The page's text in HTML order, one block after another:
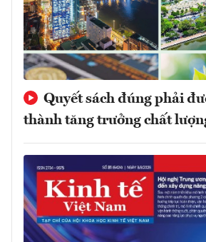
Quyết sách đúng phải
thành tăng trưởng chất